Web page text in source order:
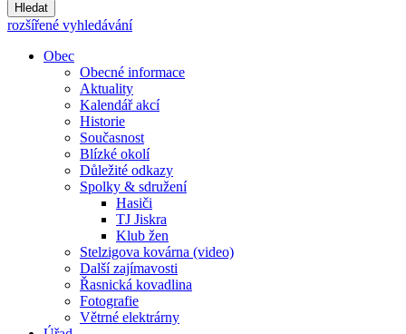
Hledat
rozšířené vyhledávání
Obec
Obecné informace
Aktuality
Kalendář akcí
Historie
Současnost
Blízké okolí
Důležité odkazy
Spolky & sdružení
Hasiči
TJ Jiskra
Klub žen
Stelzigova kovárna (video)
Další zajímavosti
Řasnická kovadlina
Fotografie
Větrné elektrárny